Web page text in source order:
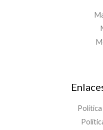
Política